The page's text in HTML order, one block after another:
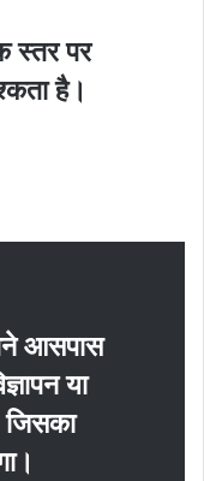
स्‍तर पर
है।
आसपास
या